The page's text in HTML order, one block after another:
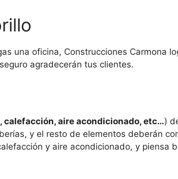
una oficina, Construcciones Carmona
agradecerán tus clientes.
aire acondicionado, etc…)
y el resto de elementos deberán
y aire acondicionado, y piensa